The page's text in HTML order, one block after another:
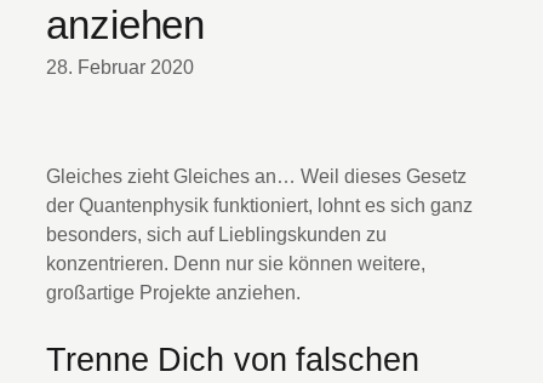
anziehen
28. Februar 2020
Gleiches zieht Gleiches an… Weil dieses Gesetz
der Quantenphysik funktioniert, lohnt es sich ganz
besonders, sich auf Lieblingskunden zu
konzentrieren. Denn nur sie können weitere,
großartige Projekte anziehen.
Trenne Dich von falschen